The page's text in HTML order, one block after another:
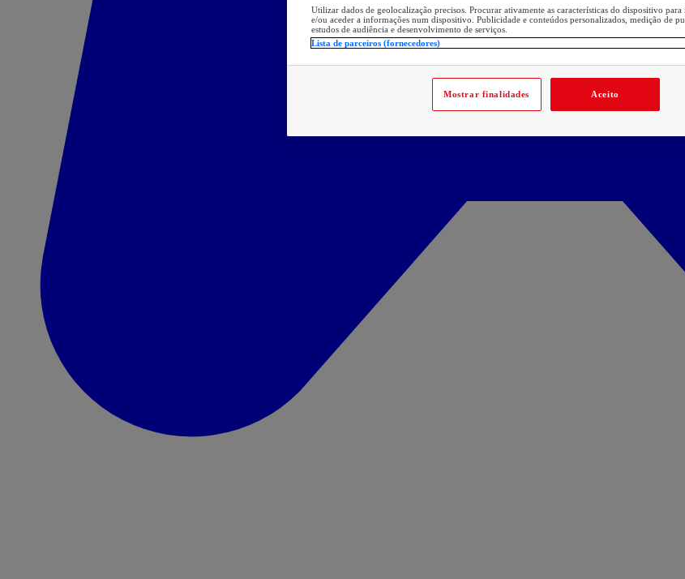
Utilizar dados de geolocalização precisos. Procurar ativamente as características do dispositivo
e/ou aceder a informações num dispositivo. Publicidade e conteúdos personalizados, medição de
estudos de audiência e desenvolvimento de serviços.
Lista de parceiros (fornecedores)
Mostrar finalidades Aceito